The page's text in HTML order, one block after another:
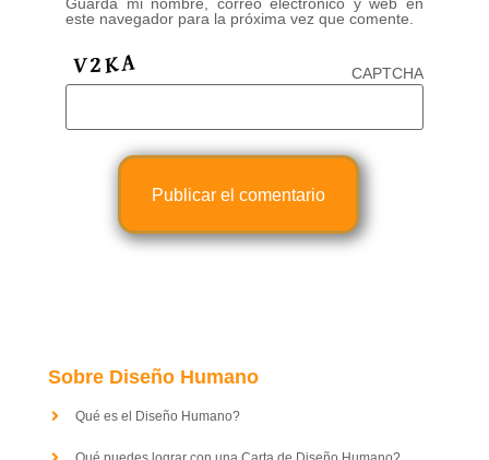
Guarda mi nombre, correo electrónico y web en
este navegador para la próxima vez que comente.
CAPTCHA
Sobre Diseño Humano
Qué es el Diseño Humano?